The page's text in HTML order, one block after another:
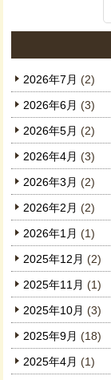
2026年7月 (2)
2026年6月 (3)
2026年5月 (2)
2026年4月 (3)
2026年3月 (2)
2026年2月 (2)
2026年1月 (1)
2025年12月 (2)
2025年11月 (1)
2025年10月 (3)
2025年9月 (18)
2025年4月 (1)